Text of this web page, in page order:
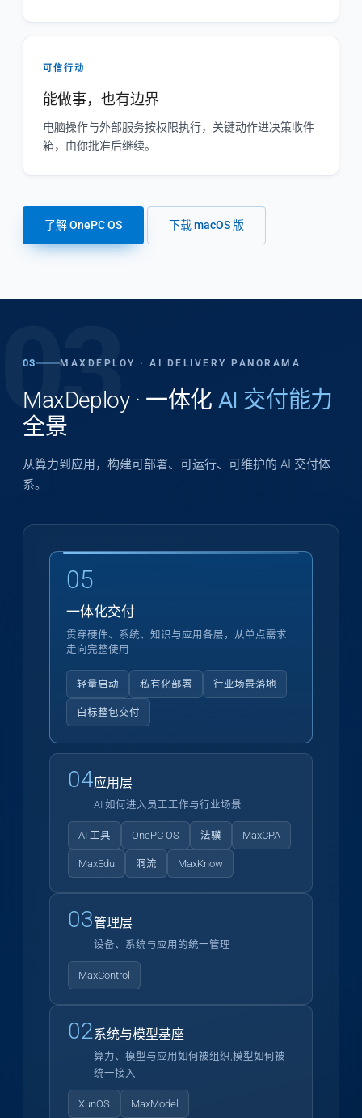
可信行动
能做事，也有边界
电脑操作与外部服务按权限执行，关键动作进决策收件
箱，由你批准后继续。
了解 OnePC OS 下载 macOS 版
03
03 MAXDEPLOY · AI DELIVERY PANORAMA
MaxDeploy · 一体化 AI 交付能力
全景
从算力到应用，构建可部署、可运行、可维护的 AI 交付体
系。
04应用层
AI 如何进入员工工作与行业场景
AI 工具 OnePC OS 法骥 MaxCPA
MaxEdu 洞流 MaxKnow
03管理层
设备、系统与应用的统一管理
MaxControl
02系统与模型基座
算力、模型与应用如何被组织,模型如何被
统一接入
XunOS MaxModel
05
一体化交付
贯穿硬件、系统、知识与应用各层，从单点需求
走向完整使用
轻量启动 私有化部署 行业场景落地
白标整包交付